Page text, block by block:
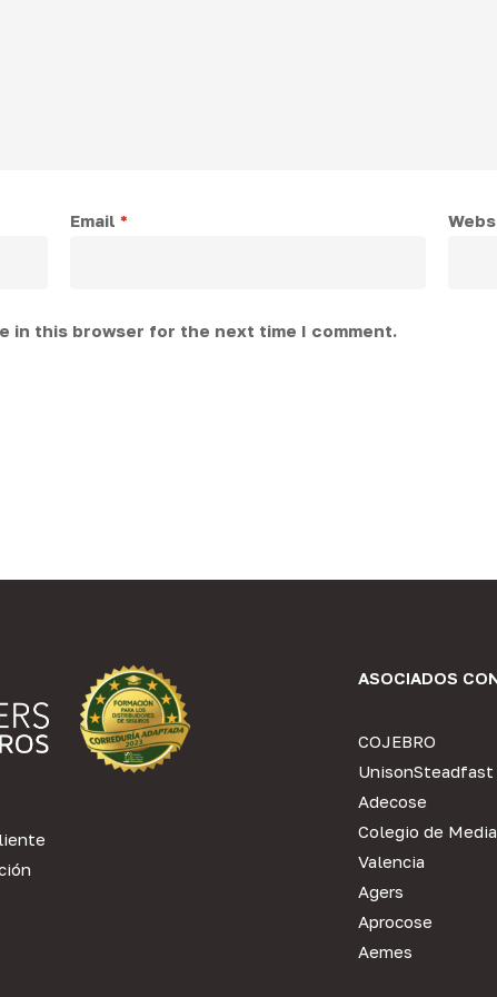
Email *
in this browser for the next time I comment.
ASOCIADOS
COJEBRO
UnisonSteadfast
Adecose
Colegio de
Valencia
Agers
Aprocose
Aemes